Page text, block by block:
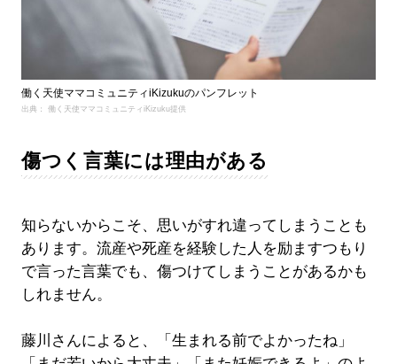
働く天使ママコミュニティiKizukuのパンフレット
出典： 働く天使ママコミュニティiKizuku提供
傷つく言葉には理由がある
知らないからこそ、思いがすれ違ってしまうことも
あります。流産や死産を経験した人を励ますつもり
で言った言葉でも、傷つけてしまうことがあるかも
しれません。
藤川さんによると、「生まれる前でよかったね」